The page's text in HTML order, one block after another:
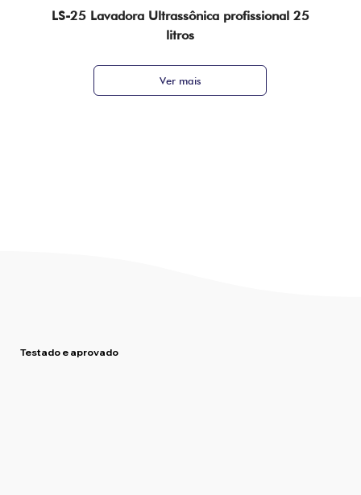
LS-25 Lavadora Ultrassônica profissional 25
litros
Ver mais
Testado e aprovado